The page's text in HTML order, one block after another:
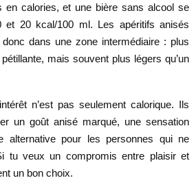
en calories, et une bière sans alcool se
et 20 kcal/100 ml. Les apéritifs anisés
dans une zone intermédiaire : plus
mais souvent plus légers qu’un
n’est pas seulement calorique. Ils
un goût anisé marqué, une sensation
alternative pour les personnes qui ne
tu veux un compromis entre plaisir et
un bon choix.